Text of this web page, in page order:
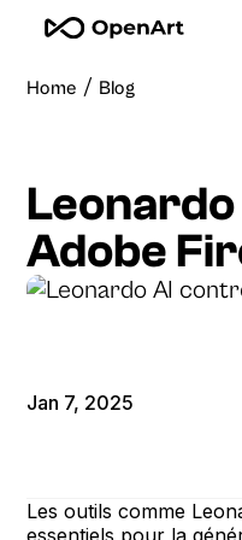
Home / Blog
Adobe
Jan 7, 2025
Les outils comme
essentiels pour la